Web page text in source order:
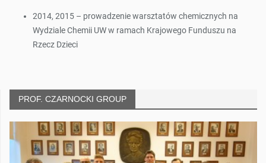
2014, 2015 – prowadzenie warsztatów chemicznych na
Wydziale Chemii UW w ramach Krajowego Funduszu na
Rzecz Dzieci
PROF. CZARNOCKI GROUP